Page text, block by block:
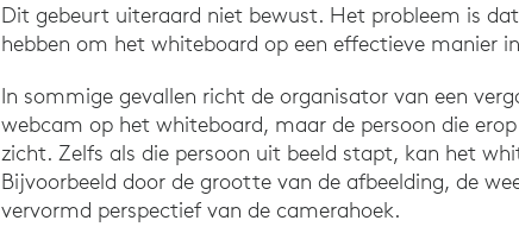
Dit gebeurt uiteraard niet bewust. Het probleem is
hebben om het whiteboard op een effectieve manier
In sommige gevallen richt de organisator van een
webcam op het whiteboard, maar de persoon die
zicht. Zelfs als die persoon uit beeld stapt, kan het
Bijvoorbeeld door de grootte van de afbeelding, de
vervormd perspectief van de camerahoek.